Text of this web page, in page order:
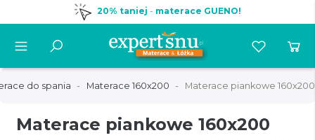
20% taniej - materace GUENO!
do spania Materace 160x200 Materace piankowe 160x200
Materace piankowe 160x200